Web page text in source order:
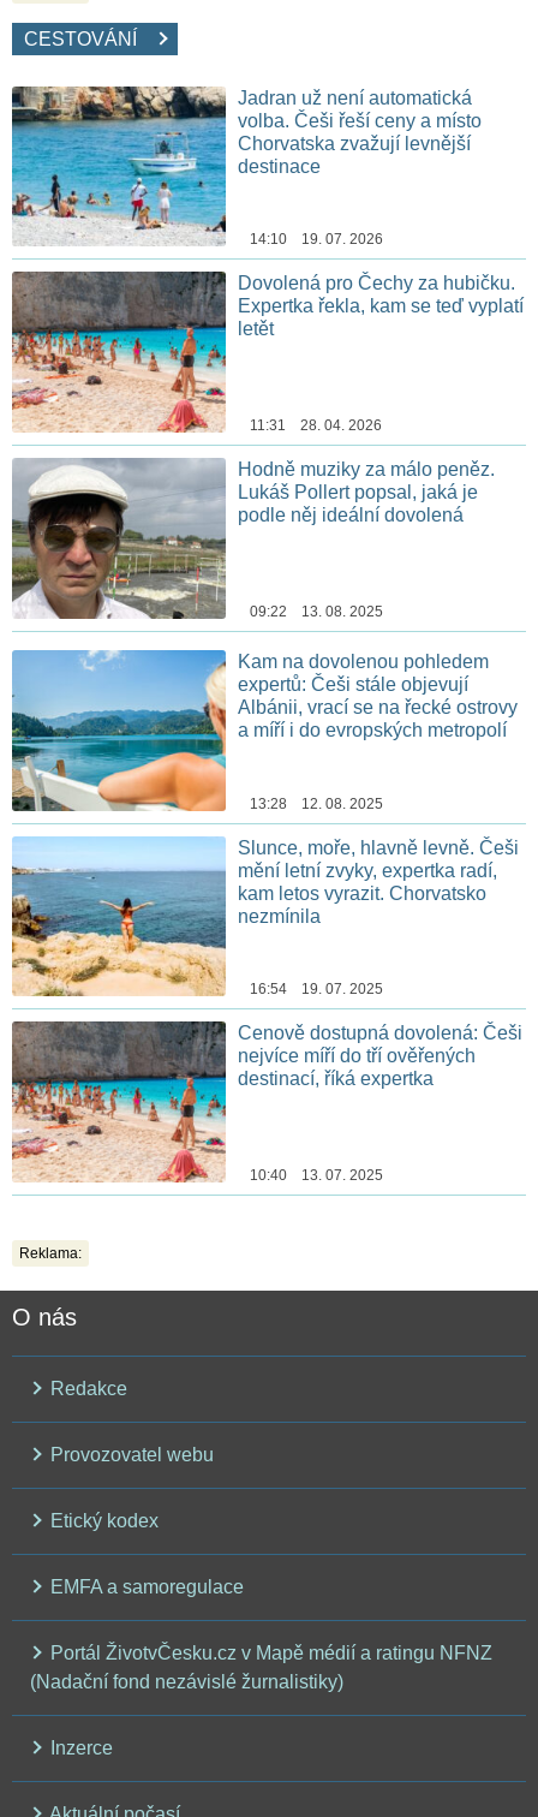
CESTOVÁNÍ
Jadran už není automatická
volba. Češi řeší ceny a místo
Chorvatska zvažují levnější
destinace
14:10 19. 07. 2026
Dovolená pro Čechy za hubičku.
Expertka řekla, kam se teď vyplatí
letět
11:31 28. 04. 2026
Hodně muziky za málo peněz.
Lukáš Pollert popsal, jaká je
podle něj ideální dovolená
09:22 13. 08. 2025
Kam na dovolenou pohledem
expertů: Češi stále objevují
Albánii, vrací se na řecké ostrovy
a míří i do evropských metropolí
13:28 12. 08. 2025
Slunce, moře, hlavně levně. Češi
mění letní zvyky, expertka radí,
kam letos vyrazit. Chorvatsko
nezmínila
16:54 19. 07. 2025
Cenově dostupná dovolená: Češi
nejvíce míří do tří ověřených
destinací, říká expertka
10:40 13. 07. 2025
Reklama:
O nás
Redakce
Provozovatel webu
Etický kodex
EMFA a samoregulace
Portál ŽivotvČesku.cz v Mapě médií a ratingu NFNZ
(Nadační fond nezávislé žurnalistiky)
Inzerce